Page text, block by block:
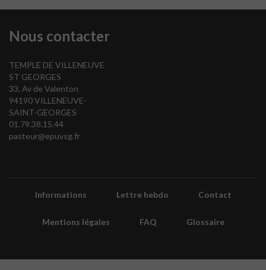
Nous contacter
TEMPLE DE VILLENEUVE
ST GEORGES
33, Av de Valenton
94190 VILLENEUVE-
SAINT-GEORGES
01.79.38.15.44
pasteur@epuvsg.fr
Informations Lettre hebdo Contact
Mentions légales FAQ Glossaire